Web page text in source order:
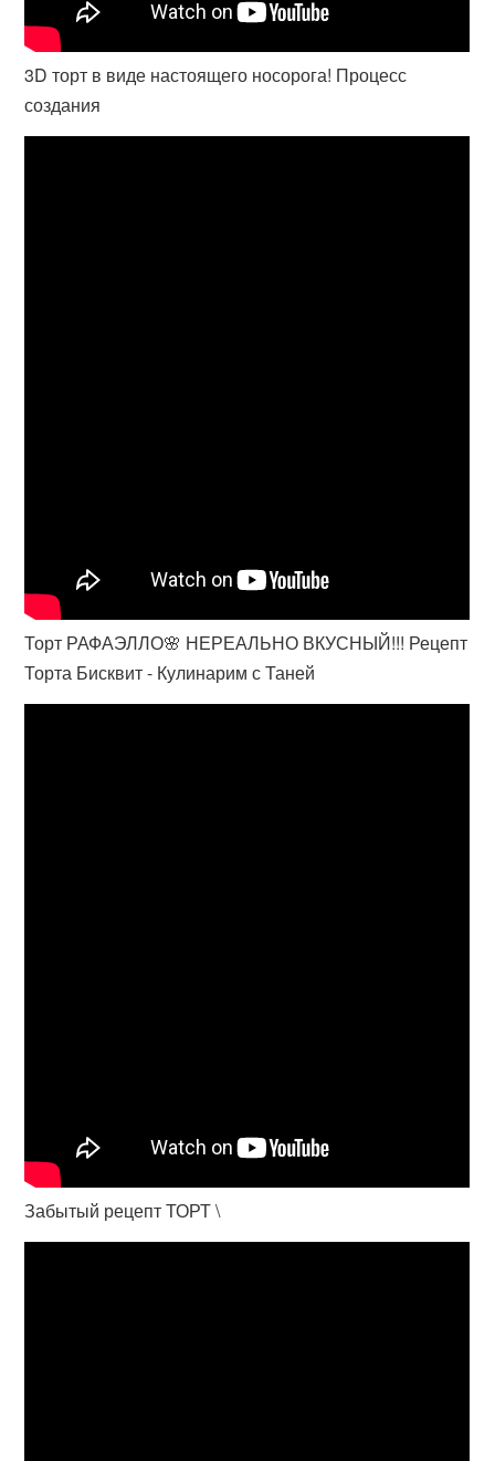
3D торт в виде настоящего носорога! Процесс
создания
Торт РАФАЭЛЛО🌸 НЕРЕАЛЬНО ВКУСНЫЙ!!! Рецепт
Торта Бисквит - Кулинарим с Таней
Забытый рецепт ТОРТ \